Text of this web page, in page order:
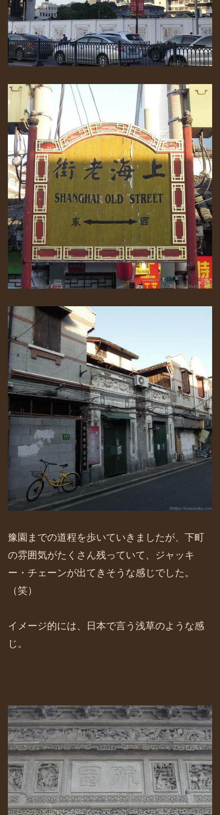
豫園までの道程を歩いていきましたが、下町
の雰囲気がたくさん残っていて、ジャッキ
ー・チェーンが出てきそうな感じでした。
（笑）
イメージ的には、日本で言う浅草のような感
じ。